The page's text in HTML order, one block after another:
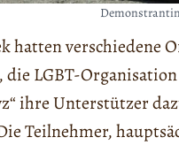
hatten verschiedene
die LGBT-
ihre Unterstützer
Teilnehmer,